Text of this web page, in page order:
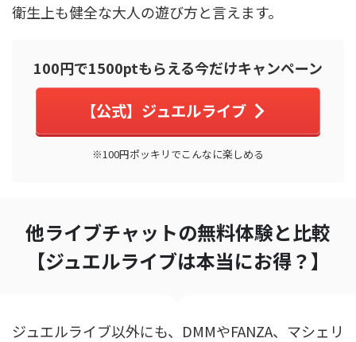
衛生上も健全な大人の遊び方と言えます。
100円で1500ptもらえる今だけキャンペーン
【公式】ジュエルライブ
※100円ポッキリでこんなに楽しめる
他ライブチャットの無料体験と比較
【ジュエルライブは本当にお得？】
ジュエルライブ以外にも、DMMやFANZA、マシェリ